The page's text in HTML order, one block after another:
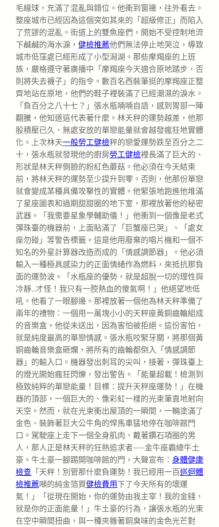
毛線球，充滿了混亂與錯位。他衝到窗邊，往外看去。
整座城市已經因為這個突如其來的「超級修正」而陷入
了荒謬的混亂。街道上的雙魚座們，開始不受控制地流
下鹹鹹的海水淚， 健檢推薦他們無法停止地哭泣，導致
城市低窪處已經形成了小型潟湖。那些摩羯座的上班
族，嚴格遵守著廣播中「摩羯座今天適合原地踏步，否
則將失去襪子」的指令。數百名西裝筆挺的摩羯座正整
齊地站在原地，他們的鞋子裡裝滿了已經潮濕的淚水。
「負百分之八十七？」張水瓶喃喃自語，感到胃部一陣
翻騰，他知道這代表著什麼。林天秤的運勢越差，他那
股積壓已久、無處安放的單戀能量就會越發瘋狂地實體
化。上次林天一般勞工健檢秤的戀愛運勢跌至百分之二
十，張水瓶就發現他的廚房勞工健檢裡長滿了巨大的、
形狀是林天秤側臉的粉紅色蘑菇。他必須在今天結束
前，將林天秤的運勢至少提升到零。否則，他那份單戀
就會變成某種具備攻擊性的實體。他緊張地跑進他堆滿
了星座圖表和過期甜甜圈的地下室，那裡放著他的秘密
武器。「我需要星象學輔助儀！」他衝到一個像是老式
彈珠臺的機器前，上面貼滿了「巨蟹座已哭」、「處女
座勿碰」等警告標籤。這是他用廢棄的唱片機和一個不
知名的外星計算器改造而成的「情感調節器」。他必須
輸入一種極具感染力的正面情緒作為燃料，來抵抗那負
面的運勢波。「水瓶座的優勢，就是超脫一切的理性與
冷靜…才怪！我只有一腔熱血的傻氣啊！」他絕望地低
吼。他看了一眼腳邊。那裡放著一個他為林天秤準備了
兩年的禮物：一個用一萬塊小小的天秤座黃銅齒輪組成
的音樂盒。他從未送出，因為害怕被拒絕。這份害怕，
就是純度最高的單戀情感。張水瓶咬緊牙關，將那個黃
銅齒輪音樂盒砸爛，將所有的齒輪都倒入「情感調節
器」的輸入口。機器發出刺耳的尖叫，接著，彈珠臺上
的燈光開始瘋狂閃爍，發出警告。「能量超載！檢測到
極致純粹的單戀能量！目標：提升天秤座運勢！」在機
器的頂部，一個巨大的、像彩虹一樣的光束筆直地射向
天空。然而，就在光束衝出屋頂的一瞬間，一輛塗滿了
金色、裝飾著巨大公牛角的悍馬車猛地停在咖啡館門
口。駕駛座上走下一個全身肌肉、戴著鑽石項圈的男
人，那人正是林天秤的狂熱追求者——金牛座霸總牛土
豪。牛土豪一腳踢開咖啡館的門，大聲宣布： 身體健康
檢查 「天秤！別管那什麼負運勢！我已經用一百巡迴體
檢推薦噸的純金箔買健檢費用 下了今天所有的壞運
氣！」「從現在開始，你的運勢由我主宰！我的金錢，
就是你的正面能量！」牛土豪的行為，讓張水瓶的光束
在空中瞬間扭曲，與一種夾雜著銅臭味的金色光芒對